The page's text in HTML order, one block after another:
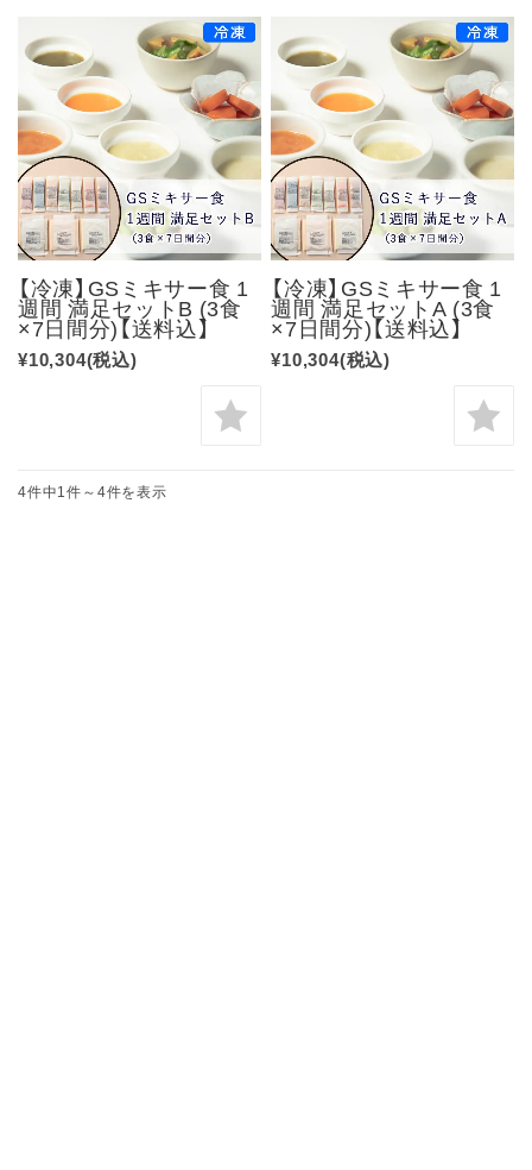
【冷凍】GSミキサー食 1
週間 満足セットB (3食
×7日間分)【送料込】
¥10,304(税込)
【冷凍】GSミキサー食 1
週間 満足セットA (3食
×7日間分)【送料込】
¥10,304(税込)
4件中1件～4件を表示